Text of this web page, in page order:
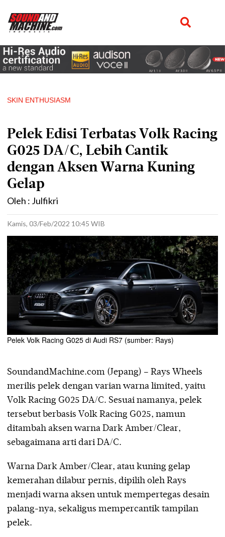
SKIN ENTHUSIASM
Pelek Edisi Terbatas Volk Racing
G025 DA/C, Lebih Cantik
dengan Aksen Warna Kuning
Gelap
Oleh : Julfikri
Kamis, 03/Feb/2022 10:45 WIB
Pelek Volk Racing G025 di Audi RS7 (sumber: Rays)
SoundandMachine.com (Jepang) – Rays Wheels
merilis pelek dengan varian warna limited, yaitu
Volk Racing G025 DA/C. Sesuai namanya, pelek
tersebut berbasis Volk Racing G025, namun
ditambah aksen warna Dark Amber/Clear,
sebagaimana arti dari DA/C.
Warna Dark Amber/Clear, atau kuning gelap
kemerahan dilabur pernis, dipilih oleh Rays
menjadi warna aksen untuk mempertegas desain
palang-nya, sekaligus mempercantik tampilan
pelek.